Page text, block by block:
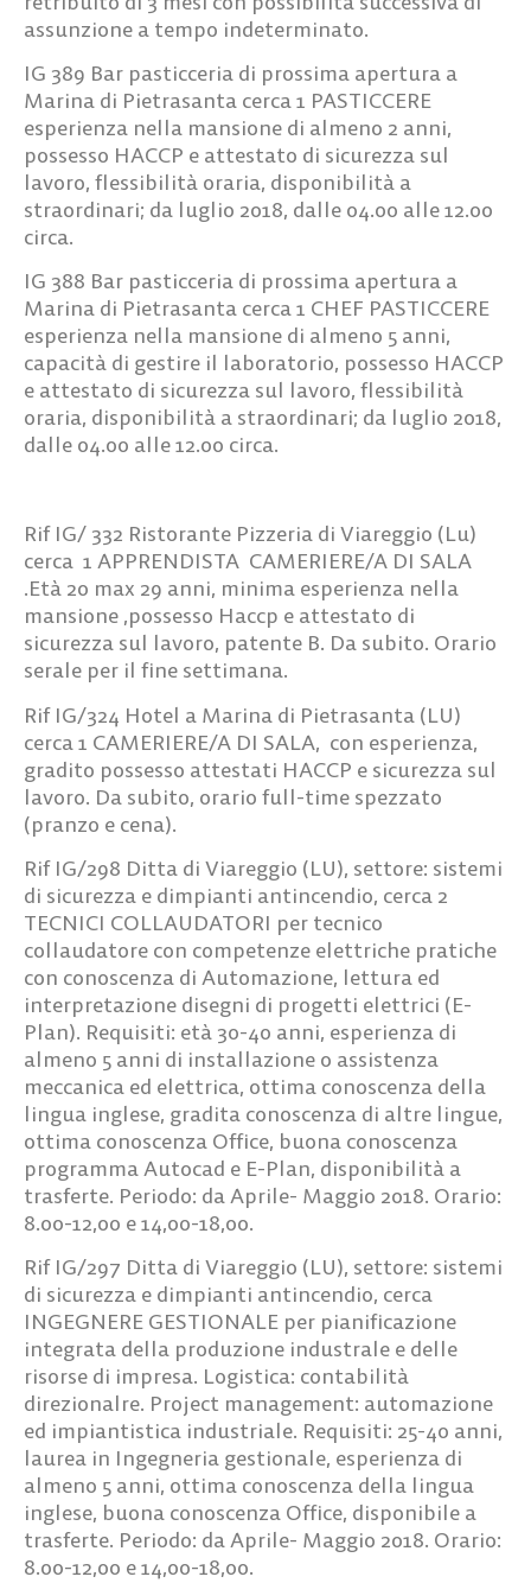
assunzione a tempo indeterminato.
IG 389 Bar pasticceria di prossima apertura a
Marina di Pietrasanta cerca1 PASTICCERE
esperienza nella mansione di almeno 2 anni,
possesso HACCP e attestato di sicurezza sul
lavoro, flessibilità oraria, disponibilità a
straordinari; da luglio 2018, dalle 04.00 alle 12.00
circa.
IG 388 Bar pasticceria di prossima apertura a
Marina di Pietrasanta cerca1 CHEF PASTICCERE
esperienza nella mansione di almeno 5 anni,
capacità di gestire il laboratorio, possesso HACCP
e attestato di sicurezza sul lavoro, flessibilità
oraria, disponibilità a straordinari; da luglio 2018,
dalle 04.00 alle 12.00 circa.
Rif IG/ 332 Ristorante Pizzeria di Viareggio (Lu)
cerca 1 APPRENDISTA CAMERIERE/A DI SALA
.Età 20 max 29 anni, minima esperienza nella
mansione ,possesso Haccp e attestato di
sicurezza sul lavoro, patente B. Da subito. Orario
serale per il fine settimana.
Rif IG/324 Hotel a Marina di Pietrasanta (LU)
cerca 1 CAMERIERE/A DI SALA, con esperienza,
gradito possesso attestati HACCP e sicurezza sul
lavoro. Da subito, orario full-time spezzato
(pranzo e cena).
Rif IG/298 Ditta di Viareggio (LU), settore: sistemi
di sicurezza e dimpianti antincendio, cerca 2
TECNICI COLLAUDATORI per tecnico
collaudatore con competenze elettriche pratiche
con conoscenza di Automazione, lettura ed
interpretazione disegni di progetti elettrici (E-
Plan). Requisiti: età 30-40 anni, esperienza di
almeno 5 anni di installazione o assistenza
meccanica ed elettrica, ottima conoscenza della
lingua inglese, gradita conoscenza di altre lingue,
ottima conoscenza Office, buona conoscenza
programma Autocad e E-Plan, disponibilità a
trasferte. Periodo: da Aprile- Maggio 2018. Orario:
8.00-12,00 e 14,00-18,00.
Rif IG/297 Ditta di Viareggio (LU), settore: sistemi
di sicurezza e dimpianti antincendio, cerca
INGEGNERE GESTIONALE per pianificazione
integrata della produzione industrale e delle
risorse di impresa. Logistica: contabilità
direzionalre. Project management: automazione
ed impiantistica industriale. Requisiti: 25-40 anni,
laurea in Ingegneria gestionale, esperienza di
almeno 5 anni, ottima conoscenza della lingua
inglese, buona conoscenza Office, disponibile a
trasferte. Periodo: da Aprile- Maggio 2018. Orario:
8.00-12,00 e 14,00-18,00.